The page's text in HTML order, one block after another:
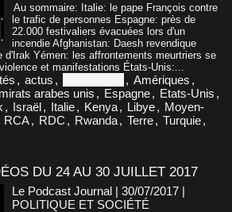
Au sommaire: Italie: le pape François contre
le trafic de personnes Espagne: près de
22.000 festivaliers évacuées lors d'un
incendie Afghanistan: Daesh revendique
d'Irak Yémen: les affrontements meurtriers se
et manifestations États-Unis:...
, actus , , Amériques ,
arabes unis , Espagne, Etats-Unis ,
, Israël, Italie, Kenya, Libye, Moyen-
RCA, RDC , Rwanda, Terre, Turquie,
DU 24 AU 30 JUILLET 2017
Le Podcast Journal | 30/07/2017 |
POLITIQUE ET SOCIÉTÉ